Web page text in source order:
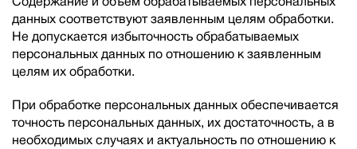
данных соответствуют заявленным целям обработки.
Не допускается избыточность обрабатываемых
персональных данных по отношению к заявленным
целям их обработки.
При обработке персональных данных обеспечивается
точность персональных данных, их достаточность, а в
необходимых случаях и актуальность по отношению к